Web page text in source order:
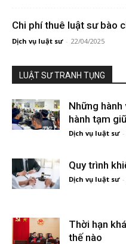
Chi phí thuê luật sư bào
Dịch vụ luật sư - 22/04/2025
LUẬT SƯ TRANH TỤNG
Những
hành tạm
Dịch vụ luật sư -
Quy trình
Dịch vụ luật sư -
Thời hạn
thế nào